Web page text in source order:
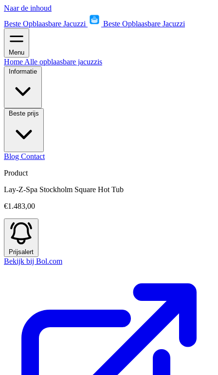
Naar de inhoud
Beste Opblaasbare Jacuzzi
Beste Opblaasbare Jacuzzi
Menu
Home Alle opblaasbare jacuzzis
Informatie
Beste prijs
Blog Contact
Product
Lay-Z-Spa Stockholm Square Hot Tub
€1.483,00
Prijsalert
Bekijk bij Bol.com